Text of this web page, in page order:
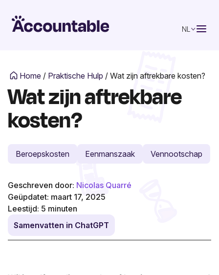
NL
Home / Praktische Hulp / Wat zijn aftrekbare kosten?
Wat zijn aftrekbare
kosten?
Beroepskosten Eenmanszaak Vennootschap
Geschreven door: Nicolas Quarré
Geüpdatet: maart 17, 2025
Leestijd: 5 minuten
Samenvatten in ChatGPT